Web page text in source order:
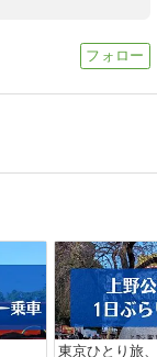
東京ひとり旅